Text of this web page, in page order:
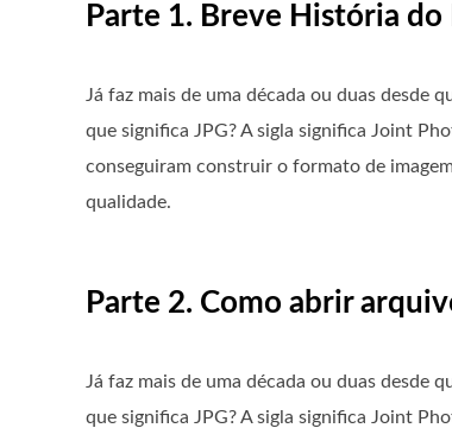
Parte 1. Breve História do
Já faz mais de uma década ou duas desde
que significa JPG? A sigla significa Joint
conseguiram construir o formato de
qualidade.
Parte 2. Como abrir
Já faz mais de uma década ou duas desde
que significa JPG? A sigla significa Joint